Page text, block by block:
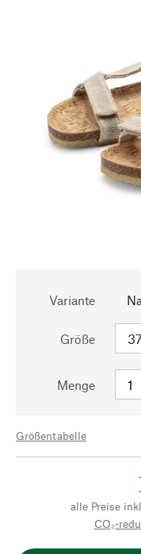
Variante
Größe
Menge
Größentabelle
alle Preise
CO₂-